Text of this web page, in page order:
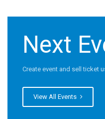
Next
Create event and sell ticket
View All Events